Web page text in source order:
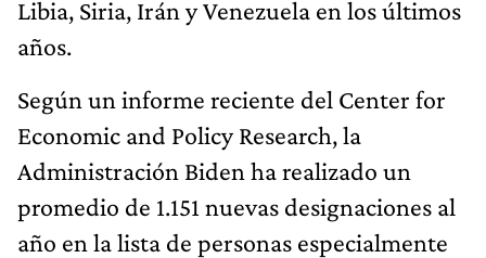
Libia, Siria, Irán y Venezuela en los últimos
años.
Según un informe reciente del Center for
Economic and Policy Research, la
Administración Biden ha realizado un
promedio de 1.151 nuevas designaciones al
año en la lista de personas especialmente